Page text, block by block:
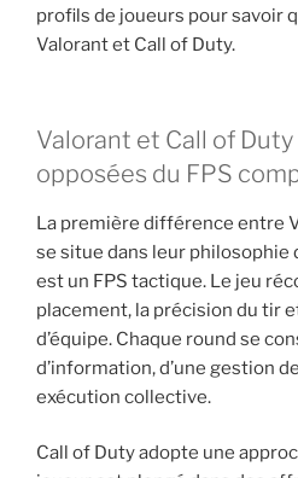
profils de joueurs pour savoir
Valorant et Call of Duty.
Valorant et Call of
opposées du FPS
La première différence entre
se situe dans leur philosophie
est un FPS tactique. Le jeu
placement, la précision du tir
d’équipe. Chaque round se
d’information, d’une gestion
exécution collective.
Call of Duty adopte une